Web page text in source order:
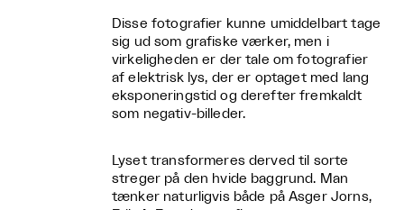
Disse fotografier kunne umiddelbart tage
sig ud som grafiske værker, men i
virkeligheden er der tale om fotografier
af elektrisk lys, der er optaget med lang
eksponeringstid og derefter fremkaldt
som negativ-billeder.
Lyset transformeres derved til sorte
streger på den hvide baggrund. Man
tænker naturligvis både på Asger Jorns,